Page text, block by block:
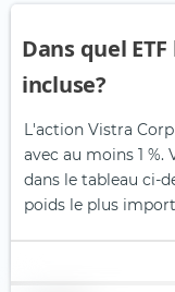
Dans quel
incluse?
L'action Vistra
avec au moins 1 %.
dans le tableau ci-
poids le plus